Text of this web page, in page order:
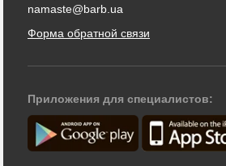
namaste@barb.ua
Форма обратной связи
Приложения для специалистов: